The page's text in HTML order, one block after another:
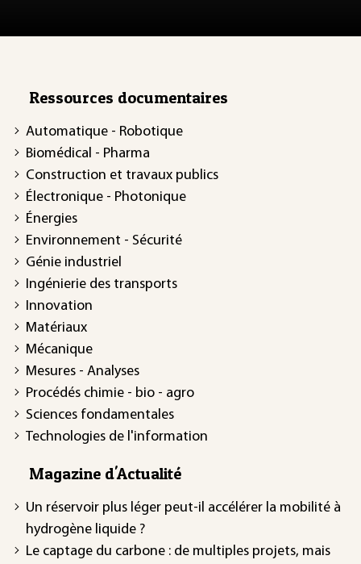
Ressources documentaires
Automatique - Robotique
Biomédical - Pharma
Construction et travaux publics
Électronique - Photonique
Énergies
Environnement - Sécurité
Génie industriel
Ingénierie des transports
Innovation
Matériaux
Mécanique
Mesures - Analyses
Procédés chimie - bio - agro
Sciences fondamentales
Technologies de l'information
Magazine d'Actualité
Un réservoir plus léger peut-il accélérer la mobilité à
hydrogène liquide ?
Le captage du carbone : de multiples projets, mais